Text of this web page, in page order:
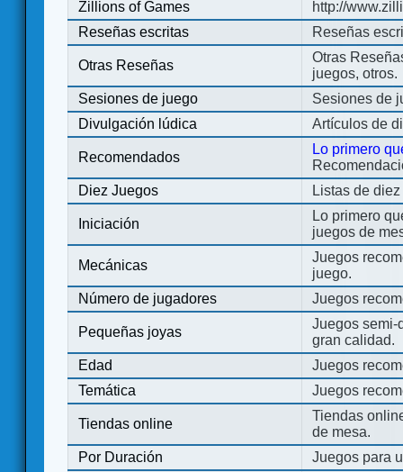
Zillions of Games
http://
Reseñas escritas
Reseñas
Otras Reseñas
Otras
juegos, otros.
Sesiones de juego
Sesiones de
Divulgación lúdica
Artículos de
Recomendados
Lo primero
Diez Juegos
Listas de
Iniciación
Lo primero
juegos de
Mecánicas
Juegos
juego.
Número de jugadores
Juegos
Pequeñas joyas
Juegos semi-
gran calidad.
Edad
Juegos
Temática
Juegos
Tiendas online
Tiendas
de mesa.
Por Duración
Juegos para